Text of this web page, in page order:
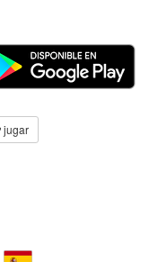
jugar